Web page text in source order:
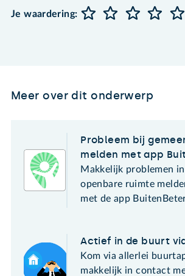
Je waardering:
Meer over dit onderwerp
Probleem bij
melden met app
Makkelijk problemen
openbare ruimte
met de app
Actief in de buurt
Kom via allerlei
makkelijk in contact